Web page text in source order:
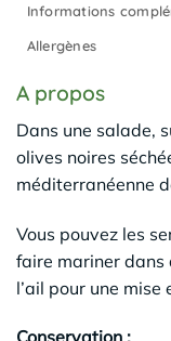
Informations
Allergènes
A propos
Dans une salade,
olives noires
méditerranéenne
Vous pouvez les
faire mariner dans
l’ail pour une mise